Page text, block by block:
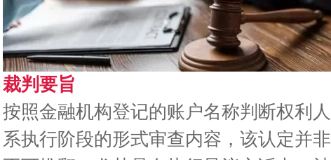
裁判要旨
按照金融机构登记的账户名称判断权利人
系执行阶段的形式审查内容，该认定并非